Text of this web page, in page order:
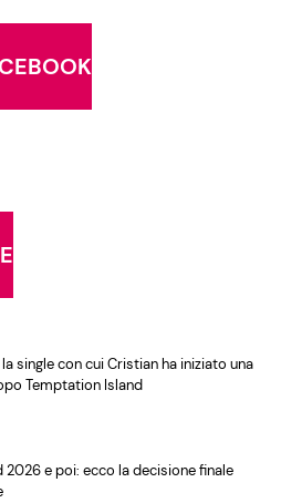
single con cui Cristian ha iniziato una
Temptation Island
2026 e poi: ecco la decisione finale